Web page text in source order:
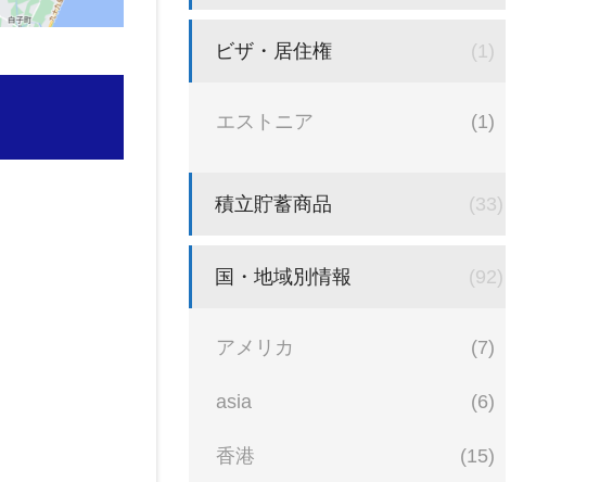
ビザ・居住権 (1)
エストニア (1)
積立貯蓄商品 (33)
国・地域別情報 (92)
アメリカ (7)
asia (6)
香港 (15)